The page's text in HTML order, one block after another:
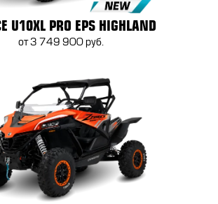
U10XL PRO EPS HIGHLAND
от 3 749 900 руб.